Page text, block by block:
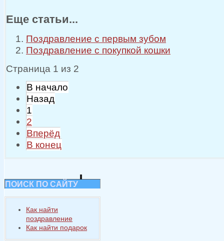
Еще статьи...
Поздравление с первым зубом
Поздравление с покупкой кошки
Страница 1 из 2
В начало
Назад
1
2
Вперёд
В конец
ПОИСК ПО САЙТУ
Как найти
поздравление
Как найти подарок